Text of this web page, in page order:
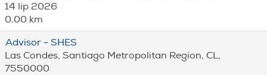
14 lip 2026
0.00 km
Advisor - SHES
Las Condes, Santiago Metropolitan Region, CL,
7550000